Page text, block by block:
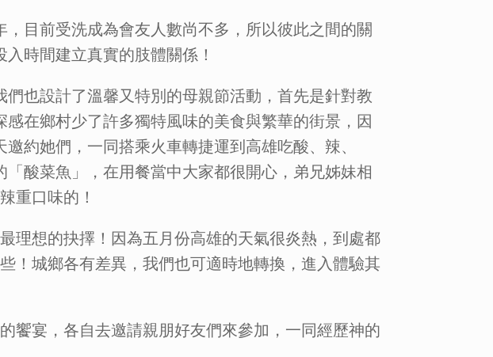
目前受洗成為會友人數尚不多，所以彼此之間的關
時間建立真實的肢體關係！
也設計了溫馨又特別的母親節活動，首先是針對教
在鄉村少了許多獨特風味的美食與繁華的街景，因
約她們，一同搭乘火車轉捷運到高雄吃酸、辣、
酸菜魚」，在用餐當中大家都很開心，弟兄姊妹相
重口味的！
理想的抉擇！因為五月份高雄的天氣很炎熱，到處都
！城鄉各有差異，我們也可適時地轉換，進入體驗其
饗宴，各自去邀請親朋好友們來參加，一同經歷神的